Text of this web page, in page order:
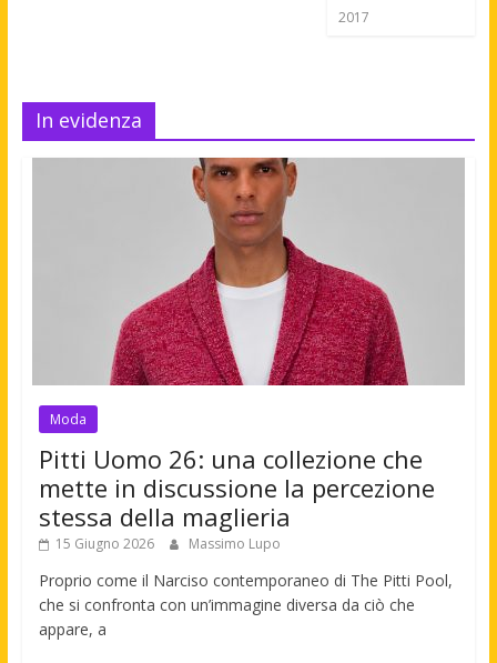
2017
In evidenza
Moda
Pitti Uomo 26: una collezione che
mette in discussione la percezione
stessa della maglieria
15 Giugno 2026 Massimo Lupo
Proprio come il Narciso contemporaneo di The Pitti Pool,
che si confronta con un’immagine diversa da ciò che
appare, a